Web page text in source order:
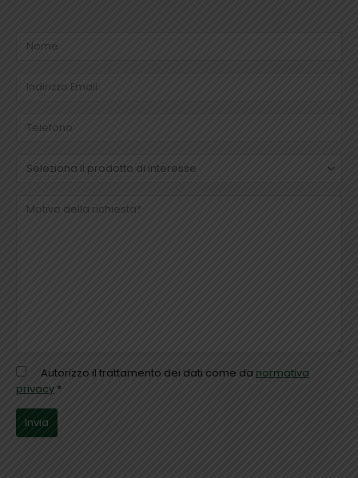
Autorizzo il trattamento dei dati come da normativa
privacy *